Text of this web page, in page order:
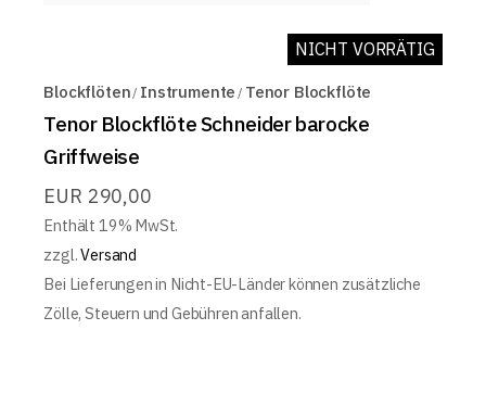
NICHT VORRÄTIG
Blockflöten Instrumente Tenor Blockflöte
Tenor Blockflöte Schneider barocke
Griffweise
EUR 290,00
Enthält 19% MwSt.
zzgl.Versand
Bei Lieferungen in Nicht-EU-Länder können zusätzliche
Zölle, Steuern und Gebühren anfallen.